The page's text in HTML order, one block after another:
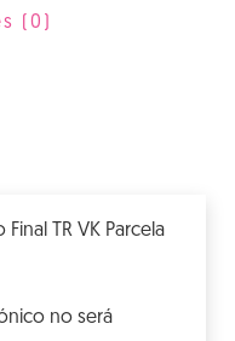
(0)
TR VK Parcela
no será